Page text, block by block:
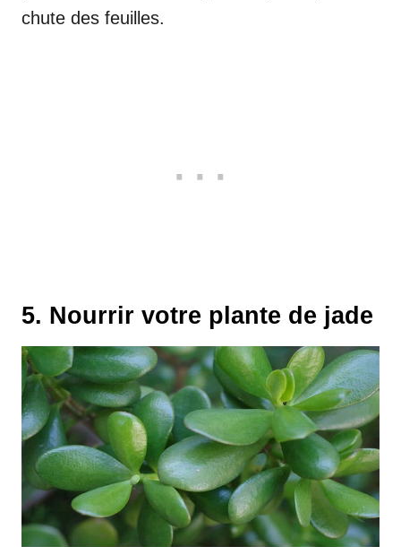
chute des feuilles.
5. Nourrir votre plante de jade